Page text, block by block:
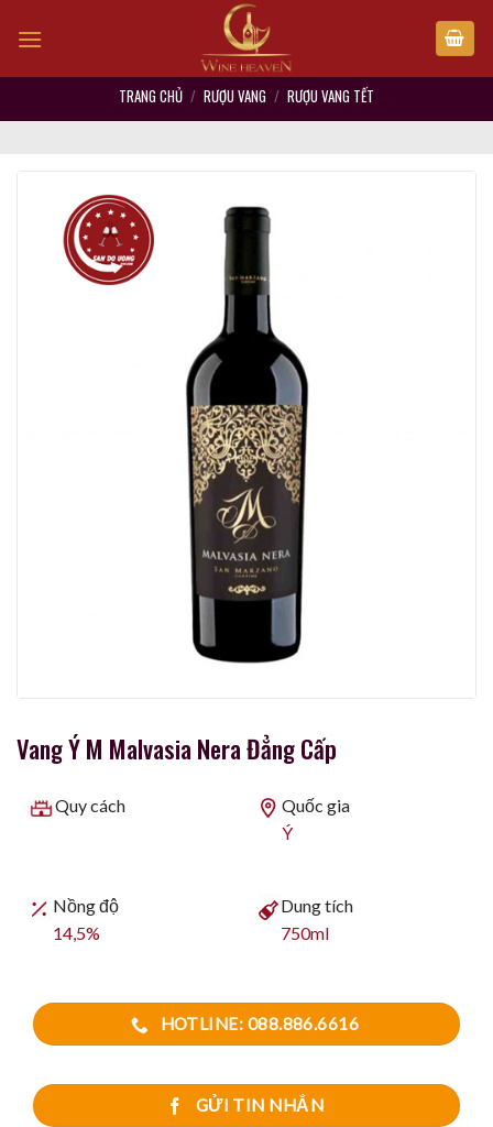
TRANG CHỦ / RƯỢU VANG / RƯỢU VANG TẾT
Vang Ý M Malvasia Nera Đẳng Cấp
Quy cách
Quốc gia
Ý
Nồng độ
14,5%
Dung tích
750ml
HOTLINE: 088.886.6616
GỬI TIN NHẮN